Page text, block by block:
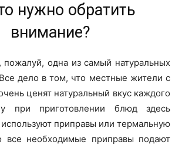
нужно обратить
внимание?
пожалуй, одна из самый натуральных
дело в том, что местные жители с
ценят натуральный вкус каждого
при приготовлении блюд здесь
приправы или термальную
все необходимые приправы подают